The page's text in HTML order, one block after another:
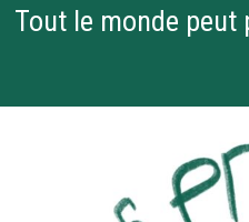
Tout le monde